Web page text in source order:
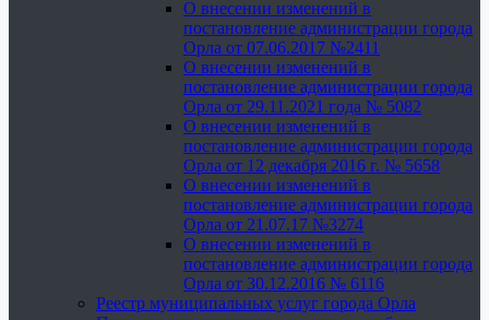
О внесении изменений в
постановление администрации города
Орла от 07.06.2017 №2411
О внесении изменений в
постановление администрации города
Орла от 29.11.2021 года № 5082
О внесении изменений в
постановление администрации города
Орла от 12 декабря 2016 г. № 5658
О внесении изменений в
постановление администрации города
Орла от 21.07.17 №3274
О внесении изменений в
постановление администрации города
Орла от 30.12.2016 № 6116
Реестр муниципальных услуг города Орла